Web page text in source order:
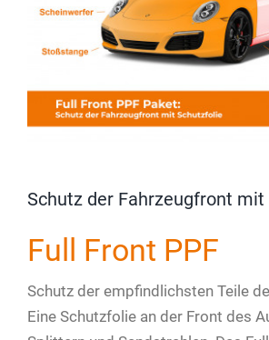
Schutz der Fahrzeugfront
Full Front PPF
Schutz der empfindlichsten Teile
Eine Schutzfolie an der Front des